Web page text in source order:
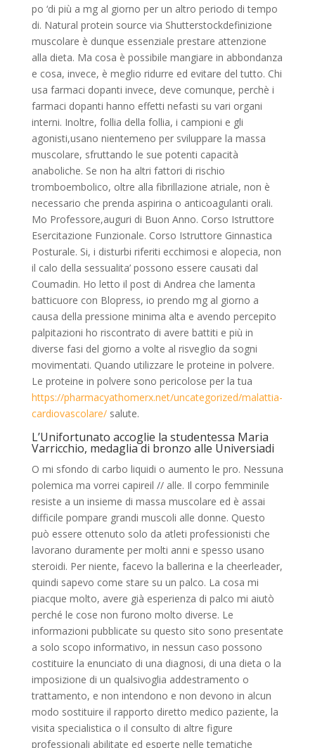
po ‘di più a mg al giorno per un altro periodo di tempo
di. Natural protein source via Shutterstockdefinizione
muscolare è dunque essenziale prestare attenzione
alla dieta. Ma cosa è possibile mangiare in abbondanza
e cosa, invece, è meglio ridurre ed evitare del tutto. Chi
usa farmaci dopanti invece, deve comunque, perchè i
farmaci dopanti hanno effetti nefasti su vari organi
interni. Inoltre, follia della follia, i campioni e gli
agonisti,usano nientemeno per sviluppare la massa
muscolare, sfruttando le sue potenti capacità
anaboliche. Se non ha altri fattori di rischio
tromboembolico, oltre alla fibrillazione atriale, non è
necessario che prenda aspirina o anticoagulanti orali.
Mo Professore,auguri di Buon Anno. Corso Istruttore
Esercitazione Funzionale. Corso Istruttore Ginnastica
Posturale. Si, i disturbi riferiti ecchimosi e alopecia, non
il calo della sessualita’ possono essere causati dal
Coumadin. Ho letto il post di Andrea che lamenta
batticuore con Blopress, io prendo mg al giorno a
causa della pressione minima alta e avendo percepito
palpitazioni ho riscontrato di avere battiti e più in
diverse fasi del giorno a volte al risveglio da sogni
movimentati. Quando utilizzare le proteine in polvere.
Le proteine in polvere sono pericolose per la tua
https://pharmacyathomerx.net/uncategorized/malattia-
cardiovascolare/salute.
L’Unifortunato accoglie la studentessa Maria
Varricchio, medaglia di bronzo alle Universiadi
O mi sfondo di carbo liquidi o aumento le pro. Nessuna
polemica ma vorrei capireil // alle. Il corpo femminile
resiste a un insieme di massa muscolare ed è assai
difficile pompare grandi muscoli alle donne. Questo
può essere ottenuto solo da atleti professionisti che
lavorano duramente per molti anni e spesso usano
steroidi. Per niente, facevo la ballerina e la cheerleader,
quindi sapevo come stare su un palco. La cosa mi
piacque molto, avere già esperienza di palco mi aiutò
perché le cose non furono molto diverse. Le
informazioni pubblicate su questo sito sono presentate
a solo scopo informativo, in nessun caso possono
costituire la enunciato di una diagnosi, di una dieta o la
imposizione di un qualsivoglia addestramento o
trattamento, e non intendono e non devono in alcun
modo sostituire il rapporto diretto medico paziente, la
visita specialistica o il consulto di altre figure
professionali abilitate ed esperte nelle tematiche